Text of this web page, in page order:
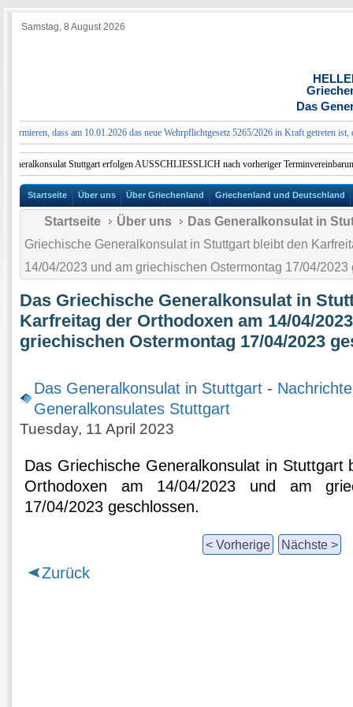
Samstag, 8 August 2026
Das
dass am 10.01.2026 das neue Wehrpflichtgesetz 5265/2026 in Kraft getreten ist,
Stuttgart erfolgen AUSSCHLIESSLICH nach vorheriger Terminvereinbarung.
Startseite Über uns Über Griechenland Griechenland und Deutschland
Startseite Über uns
Das Generalkonsulat in
Griechische Generalkonsulat in Stuttgart bleibt den
14/04/2023 und am griechischen Ostermontag 17/04/2023
Das Griechische Generalkonsulat in
Karfreitag der Orthodoxen am 14/04/
griechischen Ostermontag 17/04/2023
Das Generalkonsulat in Stuttgart -
Generalkonsulates Stuttgart
Tuesday, 11 April 2023
Das Griechische Generalkonsulat in Stuttgart
Orthodoxen am 14/04/2023 und am
17/04/2023 geschlossen.
< Vorherige Nächste >
Zurück